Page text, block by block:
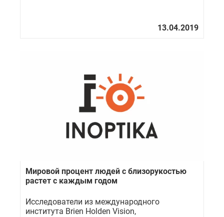
Мировой процент людей с близорукостью
растет с каждым годом
Исследователи из международного
института Brien Holden Vision,